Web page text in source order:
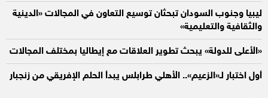
ليبيا وجنوب السودان تبحثان توسيع التعاون في المجالات «الدينية
والثقافية والتعليمية»
«الأعلى للدولة» يبحث تطوير العلاقات مع إيطاليا بمختلف المجالات
أول اختبار لـ«الزعيم».. الأهلي طرابلس يبدأ الحلم الإفريقي من زنجبار